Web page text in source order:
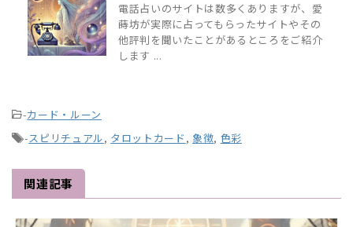
電話占いのサイトは数多くありますが、愛
蒔坊が実際に占ってもらったサイトやその
他評判を聞いたことがあるところをご紹介
します ...
-カード・ルーン
-スピリチュアル, タロットカード , 象徴, 色彩
関連記事